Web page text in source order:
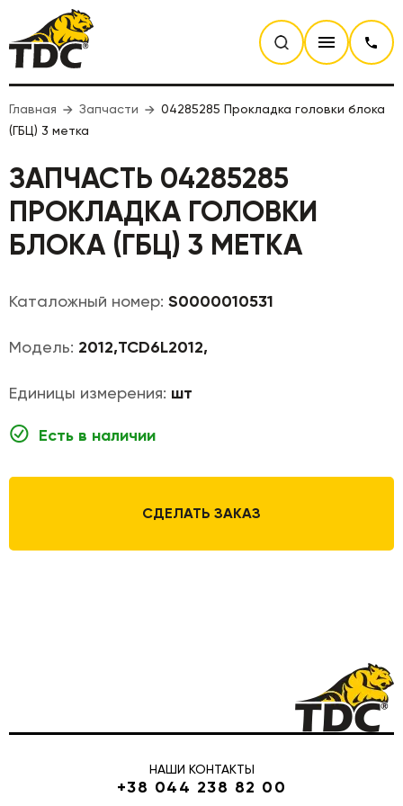
Главная Запчасти
04285285 Прокладка головки блока
(ГБЦ) 3 метка
ЗАПЧАСТЬ 04285285
ПРОКЛАДКА ГОЛОВКИ
БЛОКА (ГБЦ) 3 МЕТКА
Каталожный номер: S0000010531
Модель: 2012,TCD6L2012,
Единицы измерения: шт
Есть в наличии
СДЕЛАТЬ ЗАКАЗ
НАШИ КОНТАКТЫ
+38 044 238 82 00